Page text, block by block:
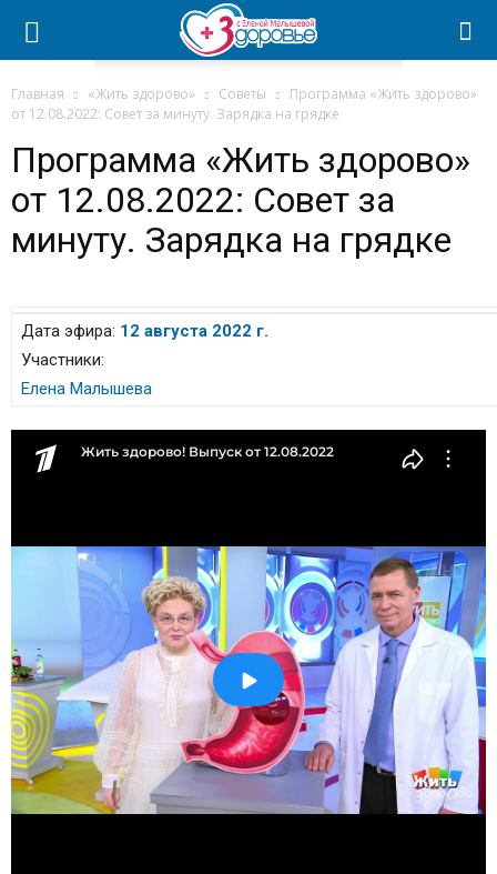
Главная «Жить здорово» Советы
Программа «Жить здорово»
от 12.08.2022: Cовет за минуту. Зарядка на грядке
Программа «Жить здорово»
от 12.08.2022: Cовет за
минуту. Зарядка на грядке
Дата эфира: 12 августа 2022 г.
Участники:
Елена Малышева